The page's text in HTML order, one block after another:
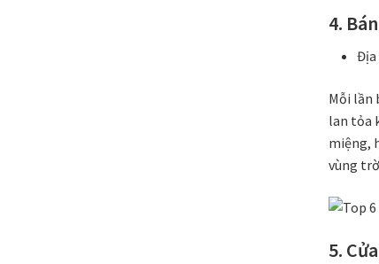
4.
Địa
Mỗi lần
lan tỏa
miệng,
vùng
5.